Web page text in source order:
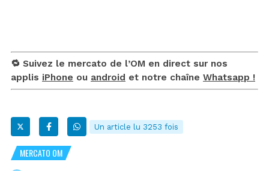
🔁 Suivez le mercato de l’OM en direct sur nos
applis iPhone ou android et notre chaîne Whatsapp !
Un article lu 3253 fois
MERCATO OM